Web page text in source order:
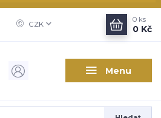
Menu
CZK
0 ks
0 Kč